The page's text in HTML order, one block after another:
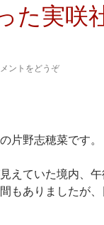
た実咲
ントをどうぞ
片野志穂菜です。
えていた境内、
もありましたが